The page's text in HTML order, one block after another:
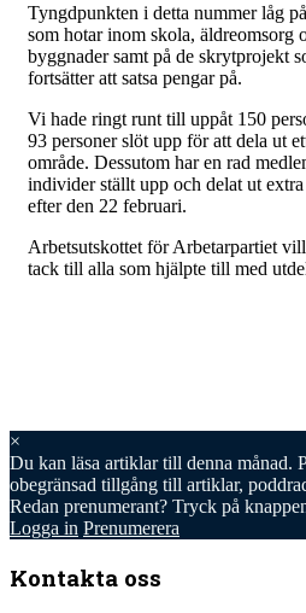
Tyngdpunkten i detta nummer låg
som hotar inom skola, äldreomsorg
byggnader samt på de skrytprojekt
fortsätter att satsa pengar på.
Vi hade ringt runt till uppåt 150
93 personer slöt upp för att dela ut
område. Dessutom har en rad
individer ställt upp och delat ut
efter den 22 februari.
Arbetsutskottet för Arbetarpartiet
tack till alla som hjälpte till med
×
Du kan läsa artiklar till denna månad.
obegränsad tillgång till artiklar,
Redan prenumerant? Tryck på
Logga in Prenumerera
Kontakta oss